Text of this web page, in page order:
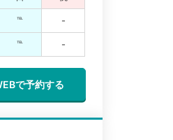
℡ -
℡ -
で予約する